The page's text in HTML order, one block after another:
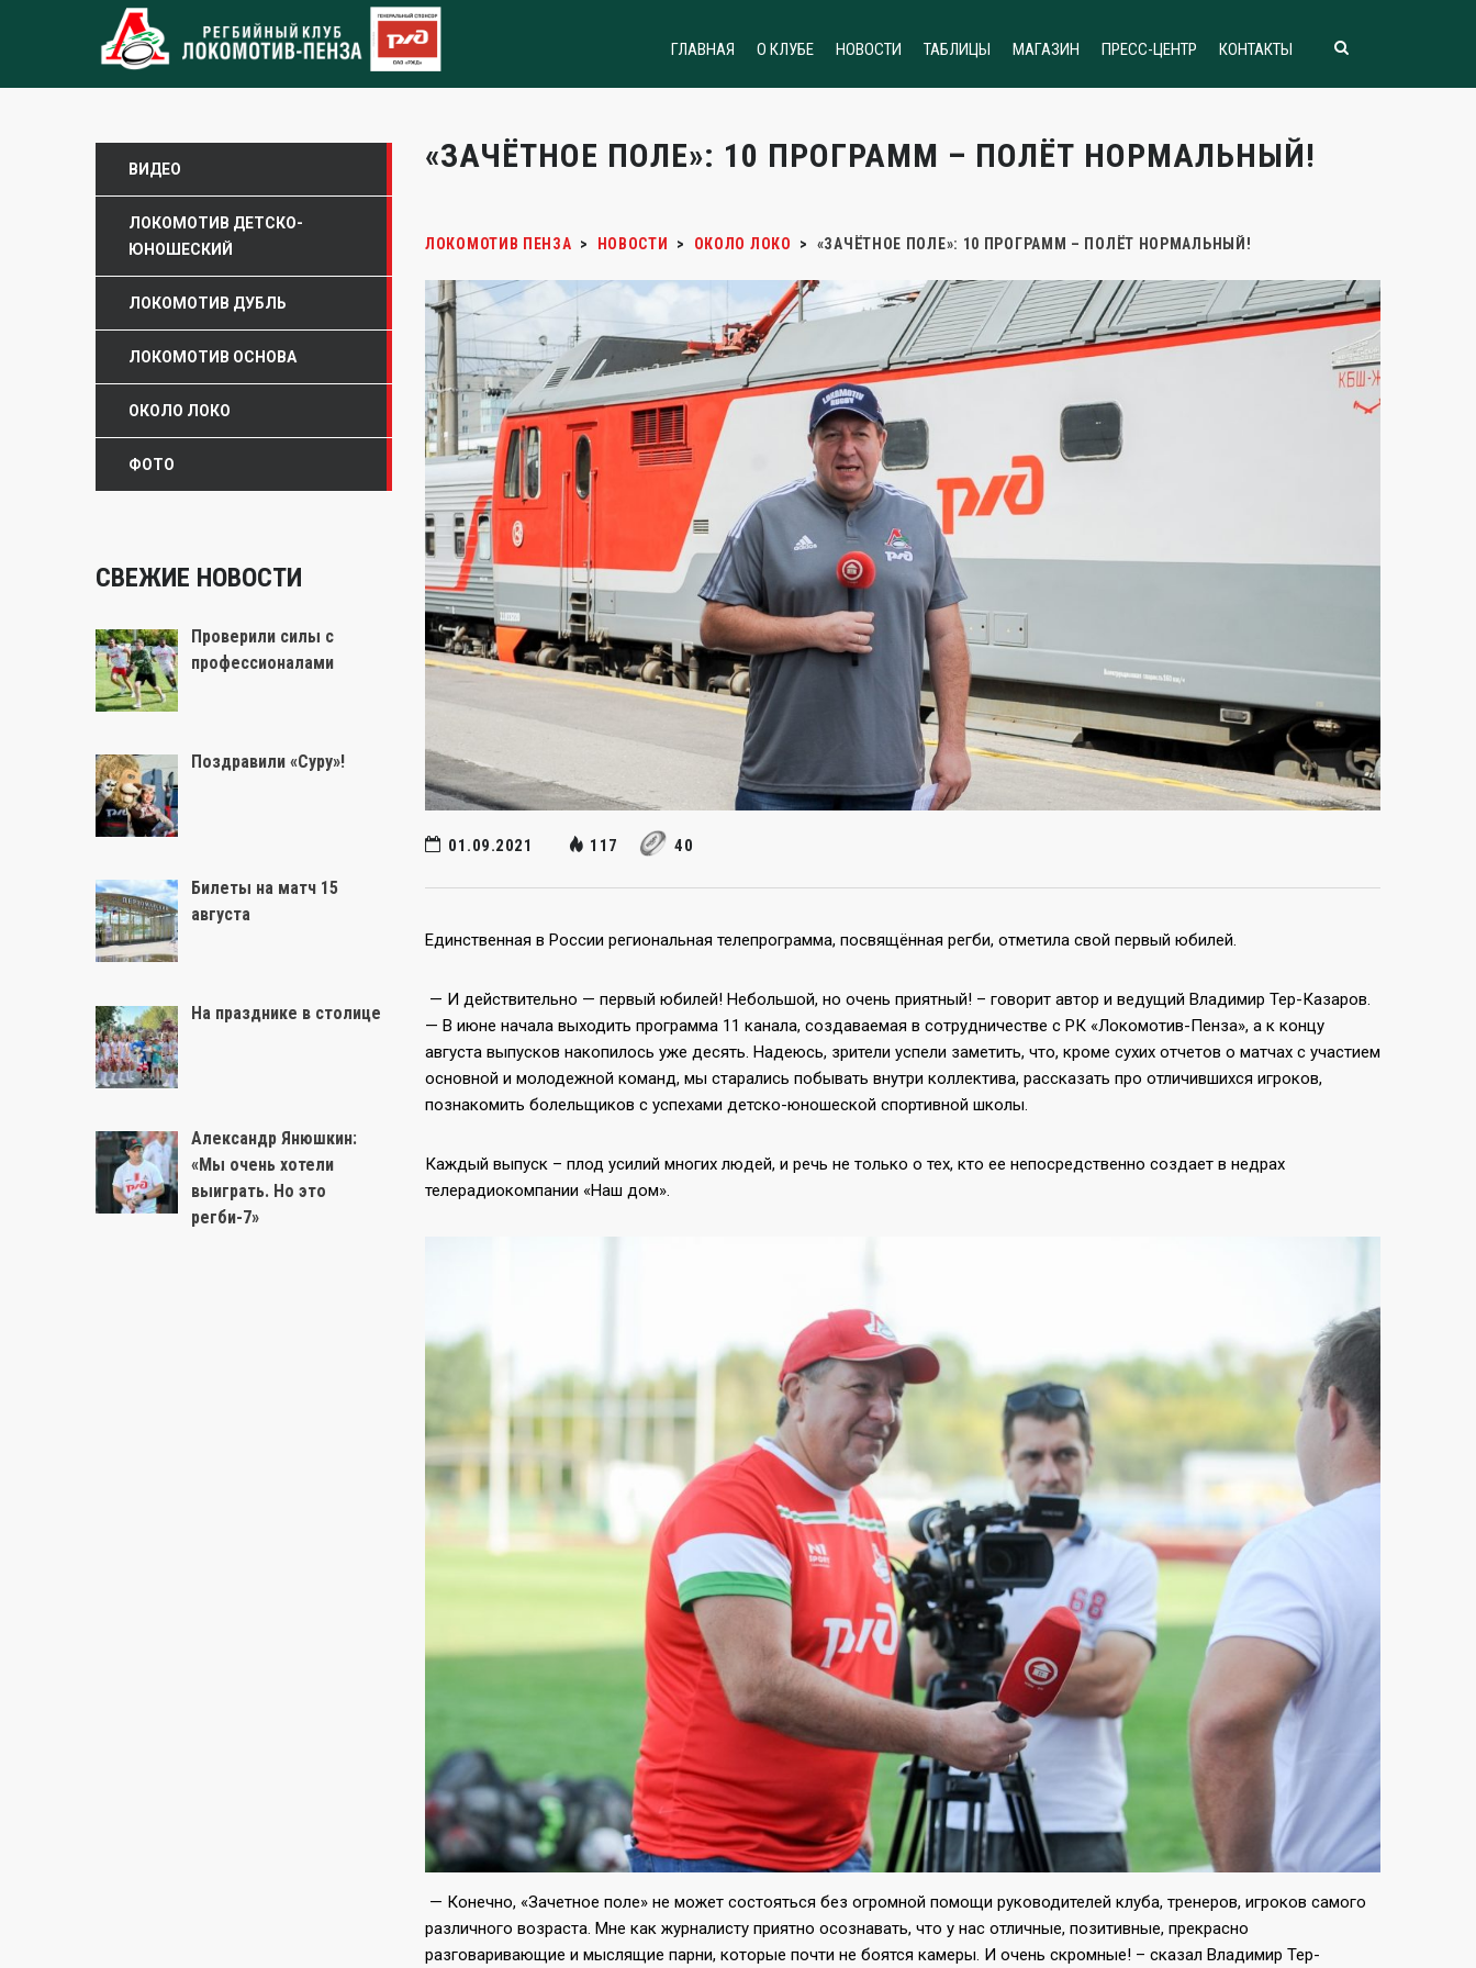
ГЛАВНАЯ О КЛУБЕ НОВОСТИ ТАБЛИЦЫ МАГАЗИН ПРЕСС-ЦЕНТР КОНТАКТЫ
«ЗАЧЁТНОЕ ПОЛЕ»: 10 ПРОГРАММ – ПОЛЁТ НОРМАЛЬНЫЙ!
ЛОКОМОТИВ ПЕНЗА > НОВОСТИ > ОКОЛО ЛОКО > «ЗАЧЁТНОЕ ПОЛЕ»: 10 ПРОГРАММ – ПОЛЁТ НОРМАЛЬНЫЙ!
01.09.2021 117 40
Единственная в России региональная телепрограмма, посвящённая регби, отметила свой первый юбилей.
— И действительно — первый юбилей! Небольшой, но очень приятный! – говорит автор и ведущий Владимир Тер-Казаров.
— В июне начала выходить программа 11 канала, создаваемая в сотрудничестве с РК «Локомотив-Пенза», а к концу
августа выпусков накопилось уже десять. Надеюсь, зрители успели заметить, что, кроме сухих отчетов о матчах с участием
основной и молодежной команд, мы старались побывать внутри коллектива, рассказать про отличившихся игроков,
познакомить болельщиков с успехами детско-юношеской спортивной школы.
Каждый выпуск – плод усилий многих людей, и речь не только о тех, кто ее непосредственно создает в недрах
телерадиокомпании «Наш дом».
— Конечно, «Зачетное поле» не может состояться без огромной помощи руководителей клуба, тренеров, игроков самого
различного возраста. Мне как журналисту приятно осознавать, что у нас отличные, позитивные, прекрасно
разговаривающие и мыслящие парни, которые почти не боятся камеры. И очень скромные! – сказал Владимир Тер-
ВИДЕО
ЛОКОМОТИВ ДЕТСКО-
ЮНОШЕСКИЙ
ЛОКОМОТИВ ДУБЛЬ
ЛОКОМОТИВ ОСНОВА
ОКОЛО ЛОКО
ФОТО
СВЕЖИЕ НОВОСТИ
Проверили силы с
профессионалами
Поздравили «Суру»!
Билеты на матч 15
августа
На празднике в столице
Александр Янюшкин:
«Мы очень хотели
выиграть. Но это
регби-7»